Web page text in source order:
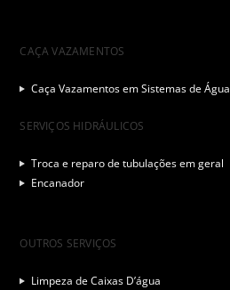
CAÇA VAZAMENTOS
Caça Vazamentos em Sistemas de Água
SERVIÇOS HIDRÁULICOS
Troca e reparo de tubulações em geral
Encanador
OUTROS SERVIÇOS
Limpeza de Caixas D’água